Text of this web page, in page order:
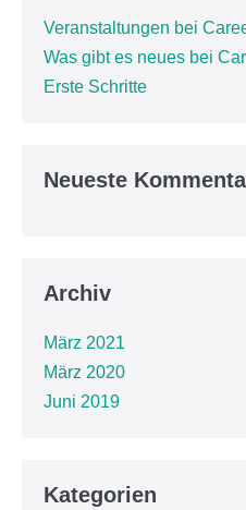
Veranstaltungen bei
Was gibt es neues bei
Erste Schritte
Neueste
Archiv
März 2021
März 2020
Juni 2019
Kategorien